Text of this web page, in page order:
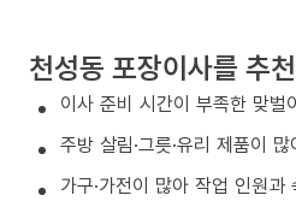
천성동 포장이사를 추
이사 준비 시간이 부족한 맞벌
주방 살림·그릇·유리 제품이
가구·가전이 많아 작업 인원과